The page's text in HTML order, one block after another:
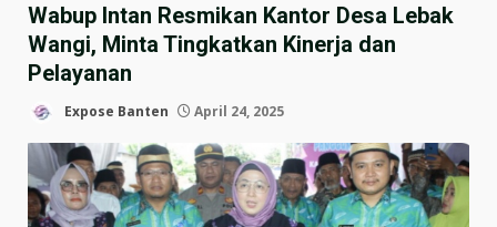
Wabup Intan Resmikan Kantor Desa Lebak
Wangi, Minta Tingkatkan Kinerja dan
Pelayanan
Expose Banten April 24, 2025